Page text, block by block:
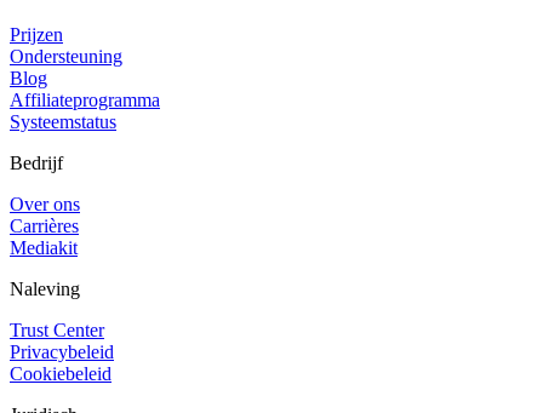
Prijzen
Ondersteuning
Blog
Affiliateprogramma
Systeemstatus
Bedrijf
Over ons
Carrières
Mediakit
Naleving
Trust Center
Privacybeleid
Cookiebeleid